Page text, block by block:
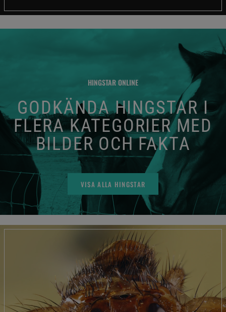
HINGSTAR ONLINE
GODKÄNDA HINGSTAR I
FLERA KATEGORIER MED
BILDER OCH FAKTA
VISA ALLA HINGSTAR